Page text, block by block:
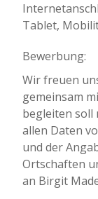
Tablet,
Bewerbung:
Wir freuen
gemeinsam
begleiten soll
allen Daten
und der
Ortschaften
an Birgit